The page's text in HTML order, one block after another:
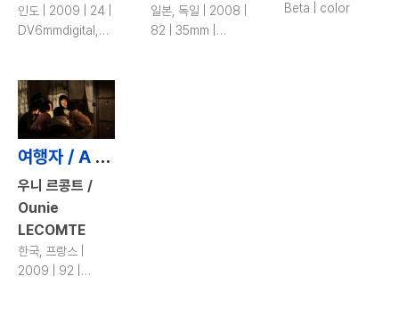
인도 | 2009 | 24 |
DV6mmdigital,
일본, 독일 | 2008 |
82 | 35mm |
Beta | color
여행자 / A Brand New Life
우니 르콩트 /
Ounie
LECOMTE
한국, 프랑스 |
2009 | 92 |